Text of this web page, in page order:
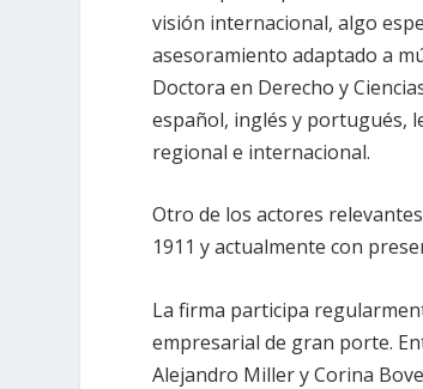
visión internacional, algo
asesoramiento adaptado a
Doctora en Derecho y
español, inglés y portugués,
regional e internacional.
Otro de los actores
1911 y actualmente con
La firma participa
empresarial de gran porte.
Alejandro Miller y Corina